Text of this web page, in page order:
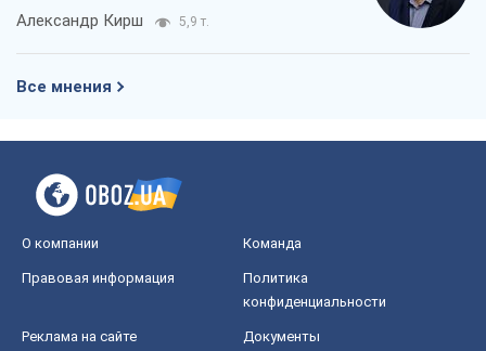
Александр Кирш 5,9 т.
Все мнения
О компании Команда
Правовая информация
Политика
конфиденциальности
Реклама на сайте Документы